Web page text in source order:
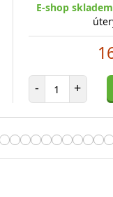
E-shop
- Počet
+